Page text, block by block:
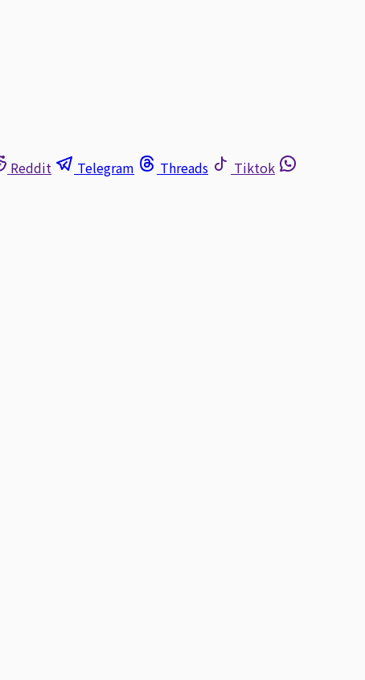
Reddit Telegram Threads
Tiktok